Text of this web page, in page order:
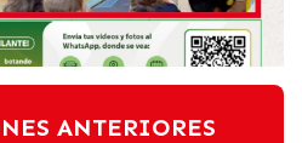
ANTERIORES